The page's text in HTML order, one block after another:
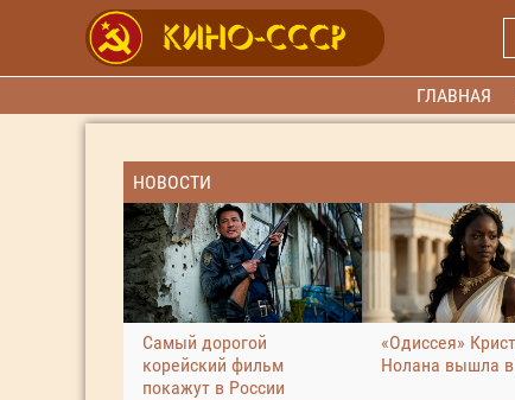
ГЛАВНАЯ
НОВОСТИ
Самый дорогой
корейский фильм
покажут в России
«Одиссея»
Нолана вышла в